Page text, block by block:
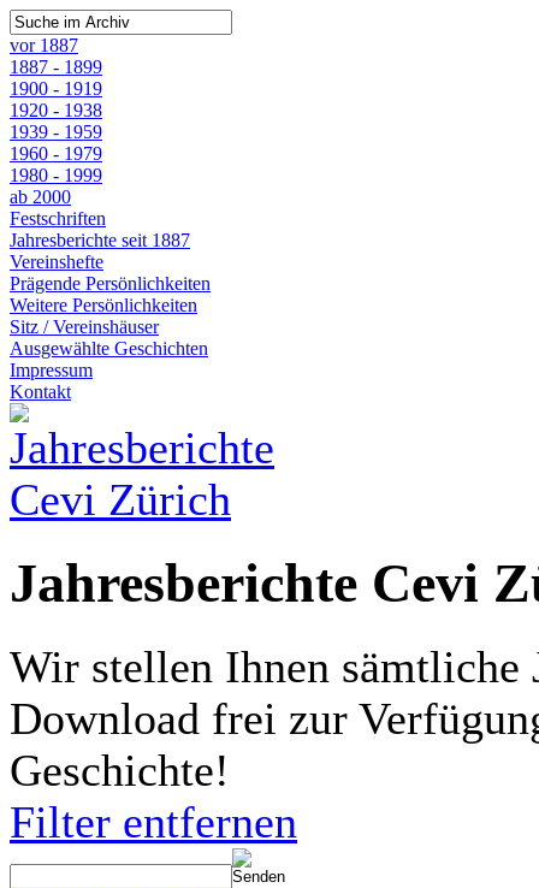
vor 1887
1887 - 1899
1900 - 1919
1920 - 1938
1939 - 1959
1960 - 1979
1980 - 1999
ab 2000
Festschriften
Jahresberichte seit 1887
Vereinshefte
Prägende Persönlichkeiten
Weitere Persönlichkeiten
Sitz / Vereinshäuser
Ausgewählte Geschichten
Impressum
Kontakt
Jahresberichte Cevi
Wir stellen Ihnen sämtliche
Download frei zur
Geschichte!
Filter entfernen